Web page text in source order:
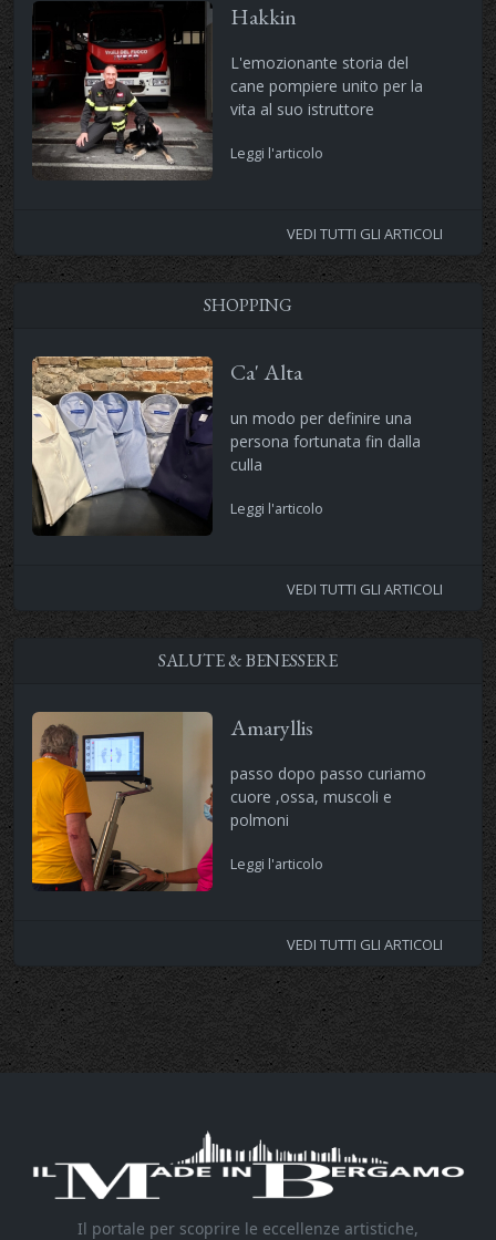
Hakkin
L'emozionante storia del
cane pompiere unito per la
vita al suo istruttore
Leggi l'articolo
VEDI TUTTI GLI ARTICOLI
SHOPPING
Ca' Alta
un modo per definire una
persona fortunata fin dalla
culla
Leggi l'articolo
VEDI TUTTI GLI ARTICOLI
SALUTE & BENESSERE
Amaryllis
passo dopo passo curiamo
cuore ,ossa, muscoli e
polmoni
Leggi l'articolo
VEDI TUTTI GLI ARTICOLI
Il portale per scoprire le eccellenze artistiche,